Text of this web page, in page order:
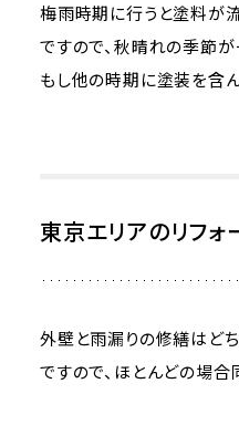
梅雨時期に行うと塗料が
ですので、秋晴れの季節が
もし他の時期に塗装を含
東京エリアのリフォ
外壁と雨漏りの修繕はど
ですので、ほとんどの場合